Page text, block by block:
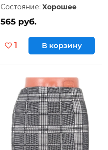
Состояние: Хорошее
565 руб.
1 В корзину